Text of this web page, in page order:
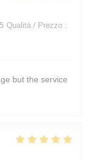
Qualità / Prezzo :
but the service